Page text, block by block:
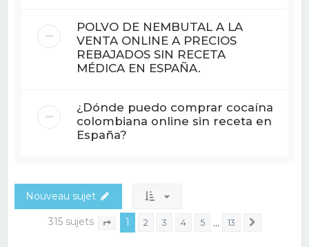
POLVO DE NEMBUTAL A LA
VENTA ONLINE A PRECIOS
REBAJADOS SIN RECETA
MÉDICA EN ESPAÑA.
¿Dónde puedo comprar cocaína
colombiana online sin receta en
España?
Nouveau sujet
315 sujets Page sur 13
1 2 3 4 5 … 13